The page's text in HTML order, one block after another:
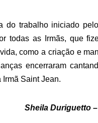
do trabalho iniciado
todas as Irmãs, que
como a criação e
encerraram
Irmã Saint Jean.
Sheila Duriguetto